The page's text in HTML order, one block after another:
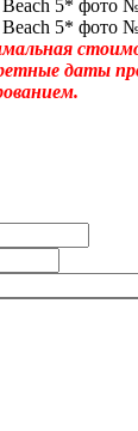
даты